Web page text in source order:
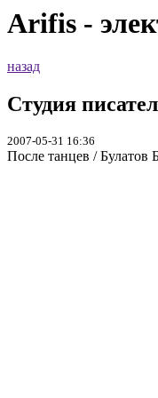
Arifis -
назад
Студия
2007-05-31 16:36
После танцев / Булатов